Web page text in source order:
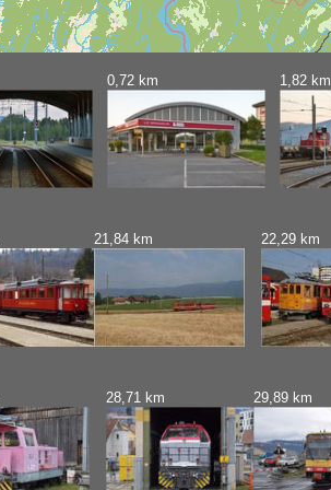
0,72 km 1,82 km
21,84 km 22,29 km
28,71 km 29,89 km